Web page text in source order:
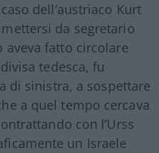
dell’austriaco Kurt
da segretario
aveva fatto circolare
tedesca, fu
di sinistra, a sospettare
a quel tempo cercava
con l’Urss
un Israele